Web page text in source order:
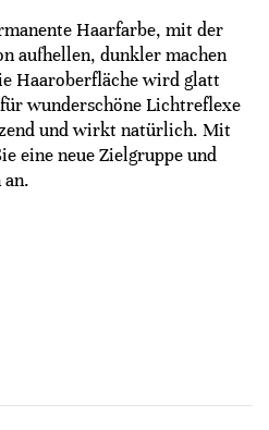
Haarfarbe, mit der
aufhellen, dunkler machen
Haaroberfläche wird glatt
wunderschöne Lichtreflexe
und wirkt natürlich. Mit
eine neue Zielgruppe und